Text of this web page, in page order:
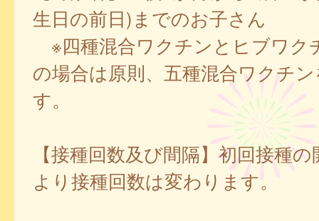
生日の前日)までのお子さん
※四種混合ワクチンとヒブワク
の場合は原則、五種混合ワクチ
す。
【接種回数及び間隔】初回接種
より接種回数は変わります。